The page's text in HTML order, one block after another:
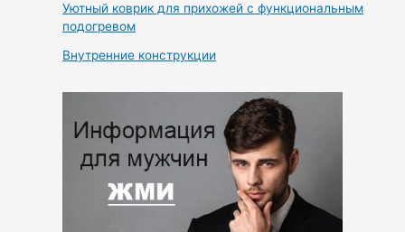
Уютный коврик для прихожей с функциональным
подогревом
Внутренние конструкции